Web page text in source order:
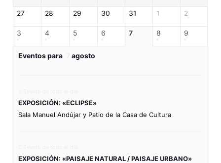
27 28 29 30 31 1 2
3 4 5 6 7 8 9
Eventos para agosto
EXPOSICIÓN: «ECLIPSE»
Sala Manuel Andújar y Patio de la Casa de Cultura
EXPOSICIÓN: «PAISAJE NATURAL / PAISAJE URBANO»